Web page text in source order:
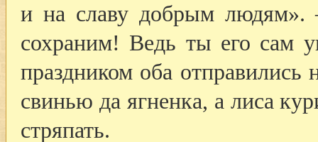
и на славу добрым людям».
сохраним! Ведь ты его сам
праздником оба
свинью да ягненка, а лиса
стряпать.